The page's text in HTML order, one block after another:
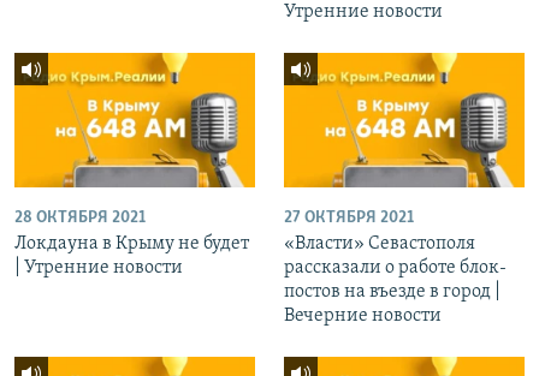
Утренние новости
28 ОКТЯБРЯ 2021
Локдауна в Крыму не будет
| Утренние новости
27 ОКТЯБРЯ 2021
«Власти» Севастополя
рассказали о работе блок-
постов на въезде в город |
Вечерние новости